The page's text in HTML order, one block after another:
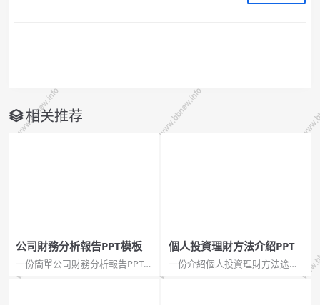
相关推荐
公司財務分析報告PPT模板
一份簡單公司財務分析報告PPT
模板，內頁數據分析圖形圖表需
個人投資理財方法介紹PPT
一份介紹個人投資理財方法途徑